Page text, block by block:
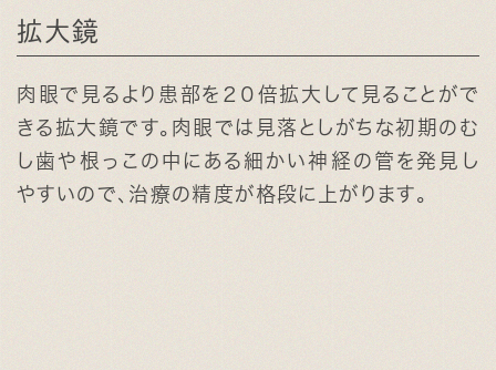
拡大鏡
肉眼で見るより患部を２０倍拡大して見ることがで
きる拡大鏡です。肉眼では見落としがちな初期のむ
し歯や根っこの中にある細かい神経の管を発見し
やすいので、治療の精度が格段に上がります。